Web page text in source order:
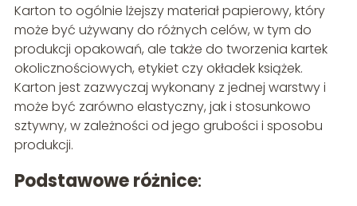
Karton to ogólnie lżejszy materiał papierowy, który
może być używany do różnych celów, w tym do
produkcji opakowań, ale także do tworzenia kartek
okolicznościowych, etykiet czy okładek książek.
Karton jest zazwyczaj wykonany z jednej warstwy i
może być zarówno elastyczny, jak i stosunkowo
sztywny, w zależności od jego grubości i sposobu
produkcji.
Podstawowe różnice: